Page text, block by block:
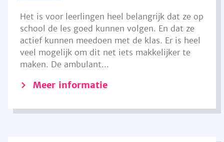
Het is voor leerlingen heel belangrijk dat ze op
school de les goed kunnen volgen. En dat ze
actief kunnen meedoen met de klas. Er is heel
veel mogelijk om dit net iets makkelijker te
maken. De ambulant...
Meer informatie